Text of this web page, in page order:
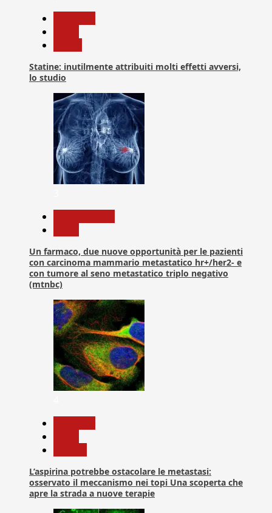
Statine: inutilmente attribuiti molti effetti avversi,
lo studio
Un farmaco, due nuove opportunità per le pazienti
con carcinoma mammario metastatico hr+/her2- e
con tumore al seno metastatico triplo negativo
(mtnbc)
L’aspirina potrebbe ostacolare le metastasi:
osservato il meccanismo nei topi Una scoperta che
apre la strada a nuove terapie